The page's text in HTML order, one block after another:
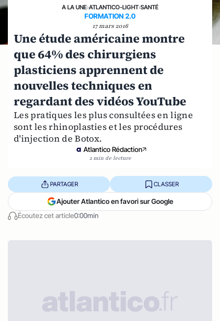
A LA UNE›ATLANTICO-LIGHT›SANTÉ
FORMATION 2.0
17 mars 2016
Une étude américaine montre
que 64% des chirurgiens
plasticiens apprennent de
nouvelles techniques en
regardant des vidéos YouTube
Les pratiques les plus consultées en ligne
sont les rhinoplasties et les procédures
d'injection de Botox.
Atlantico Rédaction
2 min de lecture
Écoutez cet article0:00min
PARTAGER CLASSER
Ajouter Atlantico en favori sur Google